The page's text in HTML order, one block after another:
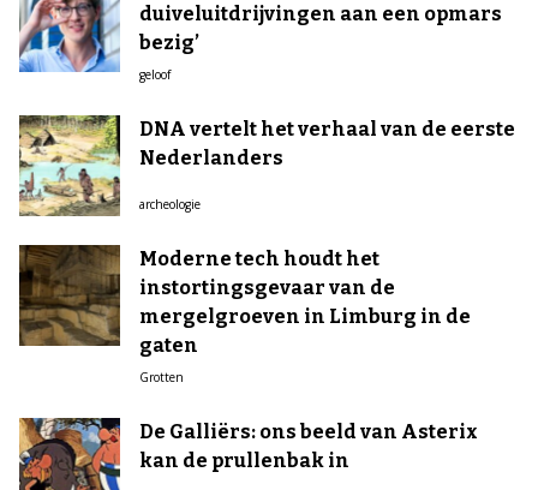
duiveluitdrijvingen aan een opmars
bezig’
geloof
DNA vertelt het verhaal van de eerste
Nederlanders
archeologie
Moderne tech houdt het
instortingsgevaar van de
mergelgroeven in Limburg in de
gaten
Grotten
De Galliërs: ons beeld van Asterix
kan de prullenbak in